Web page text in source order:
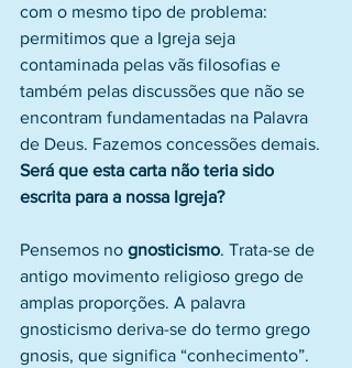
com o mesmo tipo de problema:
permitimos que a Igreja seja
contaminada pelas vãs filosofias e
também pelas discussões que não se
encontram fundamentadas na Palavra
de Deus. Fazemos concessões demais.
Será que esta carta não teria sido
escrita para a nossa Igreja?
Pensemos no gnosticismo. Trata-se de
antigo movimento religioso grego de
amplas proporções. A palavra
gnosticismo deriva-se do termo grego
gnosis, que significa “conhecimento”.